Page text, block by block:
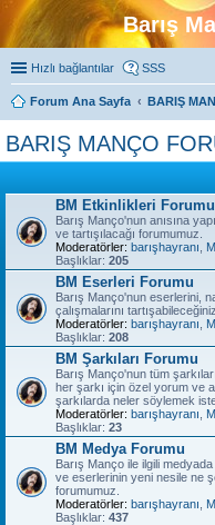
Barış
Hızlı bağlantılar SSS
Forum Ana Sayfa
BARIŞ
BARIŞ MANÇO
BM Etkinlikleri Forumu
Barış Manço'nun anısına
ve tartışılacağı forumumuz.
Moderatörler: barışhayranı
Başlıklar: 205
BM Eserleri Forumu
Barış Manço'nun eserlerini,
çalışmalarını
Moderatörler: barışhayranı
Başlıklar: 208
BM Şarkıları Forumu
Barış Manço'nun tüm
her şarkı için özel yorum ve
şarkılarda neler söylemek
Moderatörler: barışhayranı
Başlıklar: 23
BM Medya Forumu
Barış Manço ile ilgili
ve eserlerinin yeni nesile ne
forumumuz.
Moderatörler: barışhayranı
Başlıklar: 437